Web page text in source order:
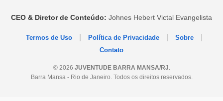
CEO & Diretor de Conteúdo: Johnes Hebert Victal Evangelista
Termos de Uso Política de Privacidade Sobre
Contato
© 2026 JUVENTUDE BARRA MANSA/RJ.
Barra Mansa - Rio de Janeiro. Todos os direitos reservados.